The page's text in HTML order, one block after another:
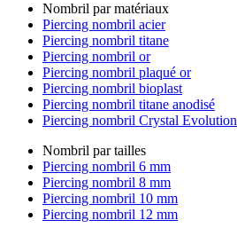
Nombril par matériaux
Piercing nombril acier
Piercing nombril titane
Piercing nombril or
Piercing nombril plaqué or
Piercing nombril bioplast
Piercing nombril titane anodisé
Piercing nombril Crystal Evolution
Nombril par tailles
Piercing nombril 6 mm
Piercing nombril 8 mm
Piercing nombril 10 mm
Piercing nombril 12 mm